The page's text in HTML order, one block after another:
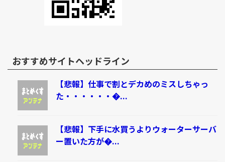
おすすめサイトヘッドライン
【悲報】仕事で割とデカめのミスしちゃっ
た・・・・・・�...
【悲報】下手に水買うよりウォーターサーバ
ー置いた方が�...